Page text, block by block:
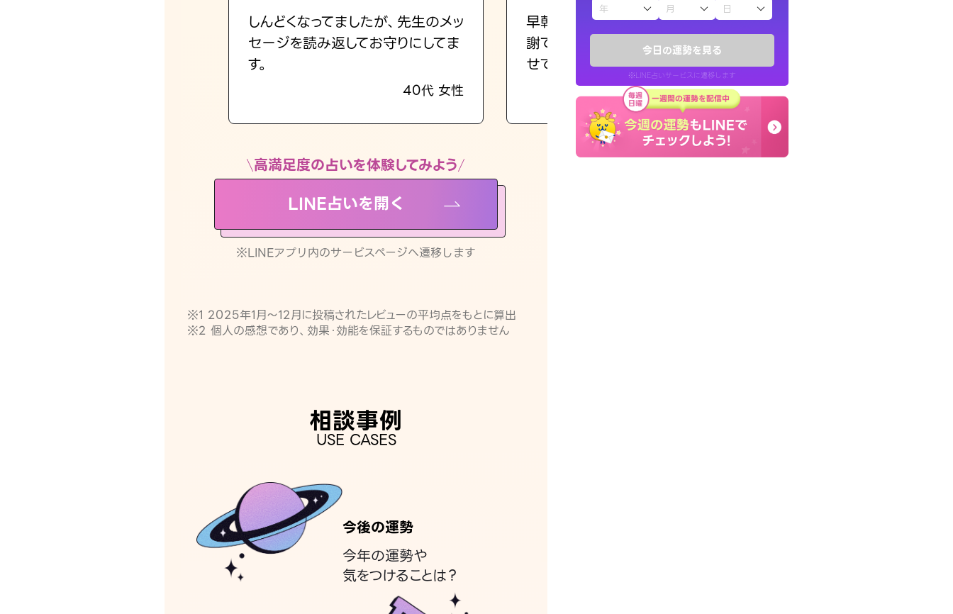
今日の運勢を見る
※LINE占いサービスに遷移します
えもじの子（占）12星座占い
お知らせ
しんどくなってましたが、先生のメッ
セージを読み返してお守りにしてま
す。
40代 女性
早朝にも関わらず鑑定いただき感
謝です。私のままでいいんだと思わ
せてくれます。
40代 女性
高満足度の占いを体験してみよう
LINE占いを開く
※LINEアプリ内のサービスページへ遷移します
※1 2025年1月〜12月に投稿されたレビューの平均点をもとに算出
※2 個人の感想であり、効果・効能を保証するものではありません
相談事例
USE CASES
今後の運勢
今年の運勢や
気をつけることは？